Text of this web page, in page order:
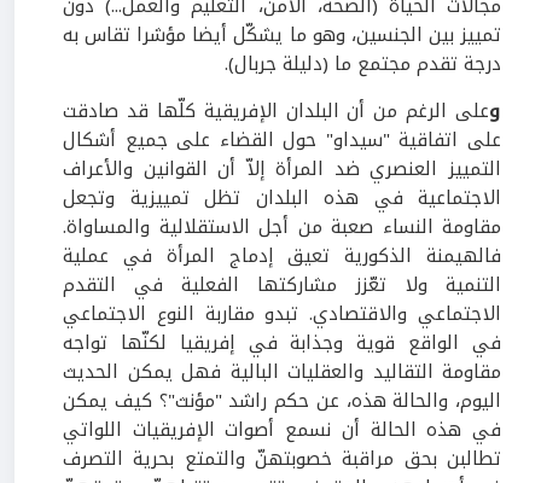
تمييز بين الجنسين، وهو ما يشكّل أيضا مؤشرا تقاس به
درجة تقدم مجتمع ما (دليلة جربال).
وعلى الرغم من أن البلدان الإفريقية كلّها قد صادقت
على اتفاقية "سيداو" حول القضاء على جميع أشكال
التمييز العنصري ضد المرأة إلاّ أن القوانين والأعراف
الاجتماعية في هذه البلدان تظل تمييزية وتجعل
مقاومة النساء صعبة من أجل الاستقلالية والمساواة.
فالهيمنة الذكورية تعيق إدماج المرأة في عملية
التنمية ولا تعّزز مشاركتها الفعلية في التقدم
الاجتماعي والاقتصادي. تبدو مقاربة النوع الاجتماعي
في الواقع قوية وجذابة في إفريقيا لكنّها تواجه
مقاومة التقاليد والعقليات البالية فهل يمكن الحديث
اليوم، والحالة هذه، عن حكم راشد "مؤنث"؟ كيف يمكن
في هذه الحالة أن نسمع أصوات الإفريقيات اللواتي
تطالبن بحق مراقبة خصوبتهنّ والتمتع بحرية التصرف